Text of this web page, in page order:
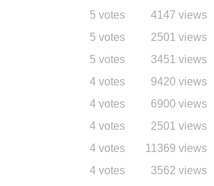
4147 views
5 votes
2501 views
5 votes
3451 views
5 votes
9420 views
4 votes
6900 views
4 votes
2501 views
4 votes
11369 views
4 votes
3562 views
4 votes